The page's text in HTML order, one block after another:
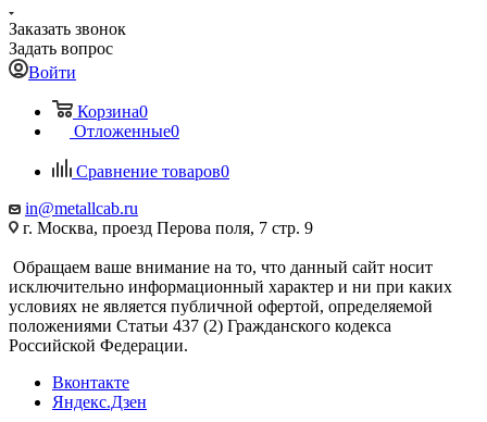
Заказать звонок
Задать вопрос
Войти
Корзина0
Отложенные0
Сравнение товаров0
in@metallcab.ru
г. Москва, проезд Перова поля, 7 стр. 9
Обращаем ваше внимание на то, что данный сайт носит
исключительно информационный характер и ни при каких
условиях не является публичной офертой, определяемой
положениями Статьи 437 (2) Гражданского кодекса
Российской Федерации.
Вконтакте
Яндекс.Дзен